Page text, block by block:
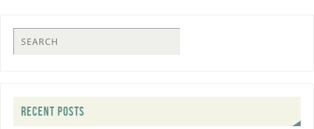
RECENT POSTS